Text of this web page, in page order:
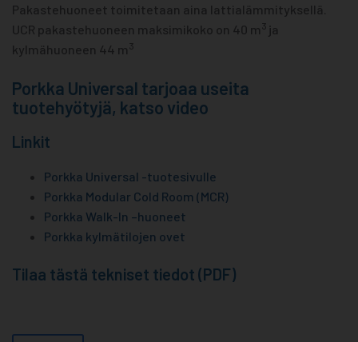
Pakastehuoneet toimitetaan aina lattialämmityksellä.
UCR pakastehuoneen maksimikoko on 40 m 3 ja
kylmähuoneen 44 m 3
Porkka Universal tarjoaa useita
tuotehyötyjä, katso video
Linkit
Porkka Universal -tuotesivulle
Porkka Modular Cold Room (MCR)
Porkka Walk-In –huoneet
Porkka kylmätilojen ovet
Tilaa tästä tekniset tiedot (PDF)